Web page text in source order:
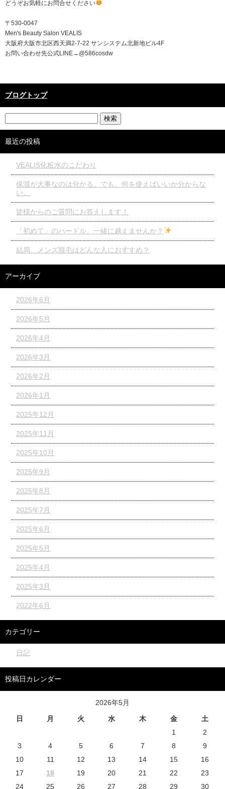
どうぞお気軽にお問合せください
〒530-0047
Men's Beauty Salon VEALIS
大阪府大阪市北区西天満2-7-22 サンシステム北新地ビル4F
お問い合わせ先公式LINE→@586cosdw
ブログトップ
最近の投稿
VEALIS化粧水のこだわり
保湿が大事なのは分かる。でも、何を使えばいいか分からな
い。
皆様からのご質問にお答えします！
「初めて」のハードル、一緒に越えませんか？
結局、メンズ脱毛はどんな人におすすめ？
アーカイブ
2026年6月
2026年5月
2026年4月
2026年3月
2026年2月
2026年1月
2025年12月
2025年11月
2025年10月
2025年9月
2025年8月
2025年7月
2025年6月
2025年5月
2025年4月
2025年3月
2022年6月
カテゴリー
日記
投稿日カレンダー
2026年5月
日
月 火 水 木 金
土
1
2
3
4 5 6 7 8
9
10
11 12 13 14 15
16
17
18 19 20 21 22
23
24
25 26 27 28 29 30